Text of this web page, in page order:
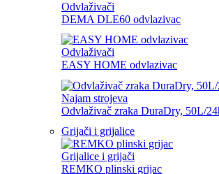
Odvlaživači
DEMA DLE60 odvlazivac
Odvlaživači
EASY HOME odvlazivac
Najam strojeva
Odvlaživač zraka DuraDry, 50L/
Grijači i grijalice
Grijalice i grijači
REMKO plinski grijac